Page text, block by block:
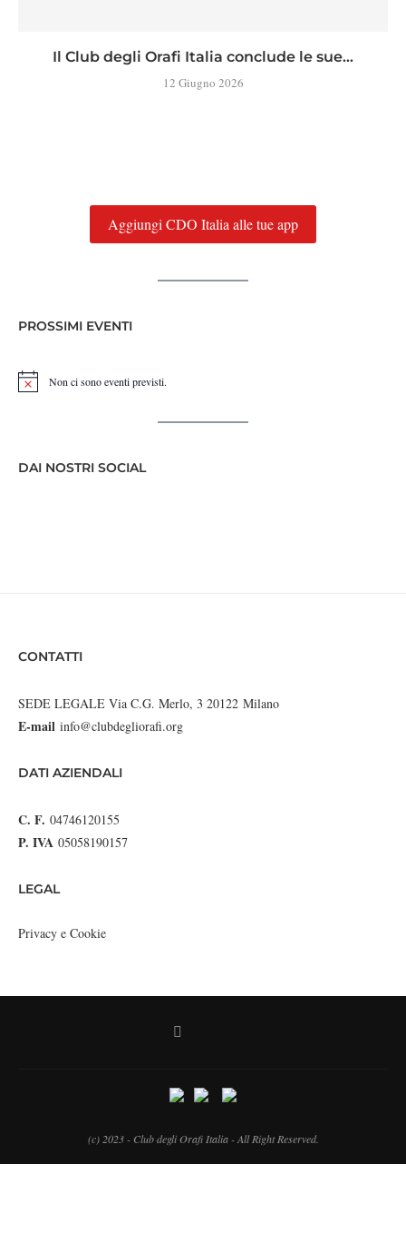
Il Club degli Orafi Italia conclude le sue...
12 Giugno 2026
Aggiungi CDO Italia alle tue app
PROSSIMI EVENTI
Notice Non ci sono eventi previsti.
DAI NOSTRI SOCIAL
CONTATTI
SEDE LEGALE Via C.G. Merlo, 3 20122 Milano
E-mail info@clubdegliorafi.org
DATI AZIENDALI
C. F. 04746120155
P. IVA 05058190157
LEGAL
Privacy e Cookie
(c) 2023 - Club degli Orafi Italia - All Right Reserved.